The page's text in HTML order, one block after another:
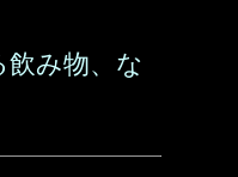
み物、な